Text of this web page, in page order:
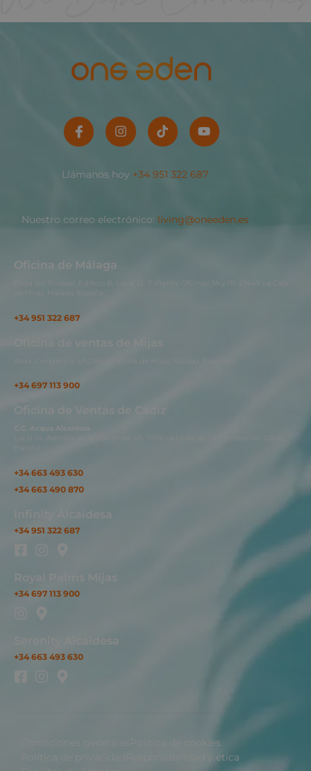
Llámanos hoy +34 951 322 687
Nuestro correo electrónico: living@oneeden.es
Oficina de Málaga
Plaza del Bulevar, Edificio B, Local 12, 1ª Planta, Oficinas 1A y 1B. 29649 La Cala
de Mijas, Málaga, España.
+34 951 322 687
Avda. Cantábrico, s/n.29649 La Cala de Mijas, Málaga, España..
+34 697 113 900
Oficina de Ventas de Cádiz
C.C. Acqua Alcaidesa
Local 14. Avenida de la Hacienda, s/n. 11316 La Línea de La Concepción, Cádiz,
España.
+34 663 493 630
+34 663 490 870
Infinity Alcaidesa
+34 951 322 687
Royal Palms Mijas
+34 697 113 900
Serenity Alcaidesa
+34 663 493 630
Política de cookies
Responsabilidad y ética